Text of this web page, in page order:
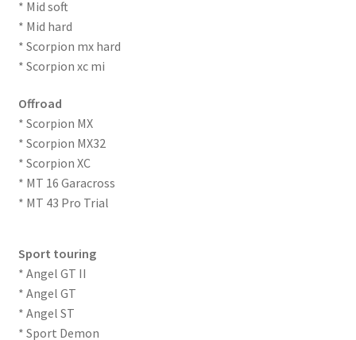
* Mid soft
* Mid hard
* Scorpion mx hard
* Scorpion xc mi
Offroad
* Scorpion MX
* Scorpion MX32
* Scorpion XC
* MT 16 Garacross
* MT 43 Pro Trial
Sport touring
* Angel GT II
* Angel GT
* Angel ST
* Sport Demon